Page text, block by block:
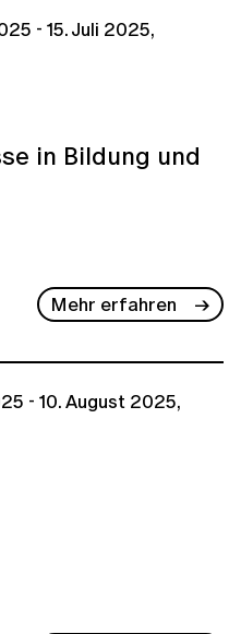
- 15. Juli 2025,
in Bildung und
Mehr erfahren
- 10. August 2025,